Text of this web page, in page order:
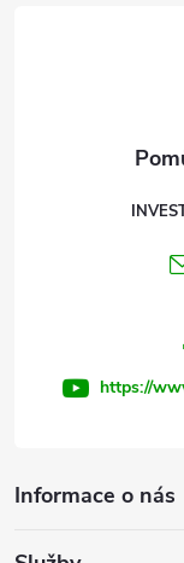
Informace o nás
https://